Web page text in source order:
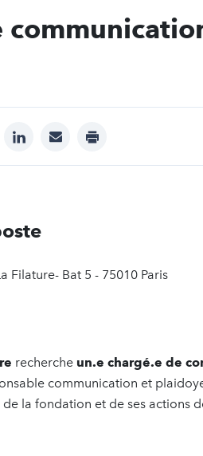
linkedinmail print
Filature- Bat 5 - 75010 Paris
recherche un.e chargé.e de
communication et
la fondation et de ses actions